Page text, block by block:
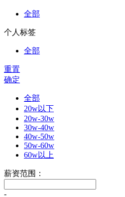
全部
个人标签
全部
重置
确定
全部
20w以下
20w-30w
30w-40w
40w-50w
50w-60w
60w以上
薪资范围：
-